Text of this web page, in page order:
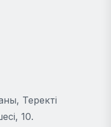
Теректі
10.